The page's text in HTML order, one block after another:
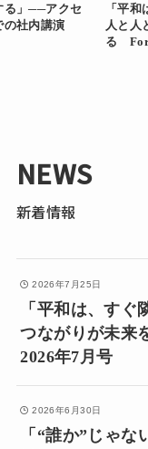
る」──アクセ
の社内講演
「平
人と人
る
NEWS
新着情報
2026年7月25日
「平和は、す
つながりが未来
2026年7月号
2026年6月30日
「“誰か”じゃ